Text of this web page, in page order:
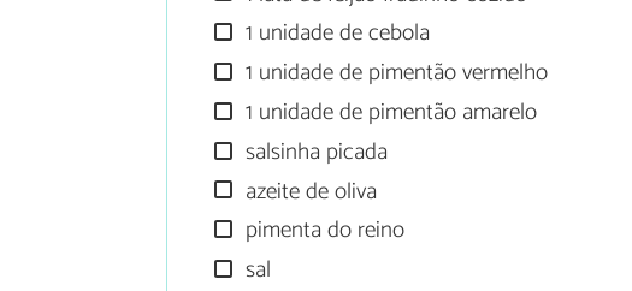
1 unidade de cebola
1 unidade de pimentão vermelho
1 unidade de pimentão amarelo
salsinha picada
azeite de oliva
pimenta do reino
sal